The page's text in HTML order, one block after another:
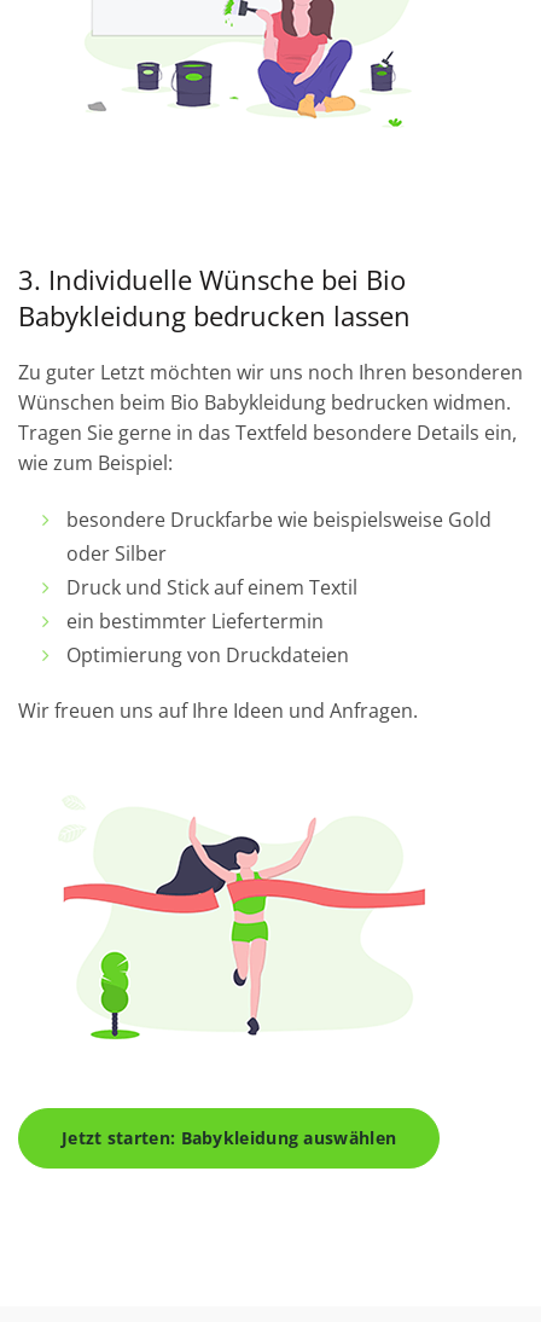
3. Individuelle Wünsche bei Bio
Babykleidung bedrucken lassen
Zu guter Letzt möchten wir uns noch Ihren besonderen
Wünschen beim Bio Babykleidung bedrucken widmen.
Tragen Sie gerne in das Textfeld besondere Details ein,
wie zum Beispiel:
besondere Druckfarbe wie beispielsweise Gold
oder Silber
Druck und Stick auf einem Textil
ein bestimmter Liefertermin
Optimierung von Druckdateien
Wir freuen uns auf Ihre Ideen und Anfragen.
Jetzt starten: Babykleidung auswählen